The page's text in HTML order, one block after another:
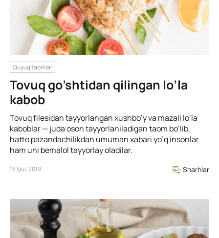
Quyuq taomlar
Tovuq go’shtidan qilingan lo’la
kabob
Tovuq filesidan tayyorlangan xushbo’y va mazali lo’la
kaboblar — juda oson tayyorlaniladigan taom bo’lib,
hatto pazandachilikdan umuman xabari yo’q insonlar
ham uni bemalol tayyorlay oladilar.
18 Iyul, 2019 Sharhlar